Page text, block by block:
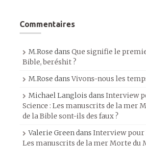
Commentaires
M.Rose dans Que signifie le
Bible, beréshit ?
M.Rose dansVivons-nous les
Michael Langlois dans Interview
Science : Les manuscrits de la mer
de la Bible sont-ils des faux ?
Valerie Greendans Interview pour
Les manuscrits de la mer Morte du